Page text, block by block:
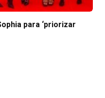
para ‘priorizar